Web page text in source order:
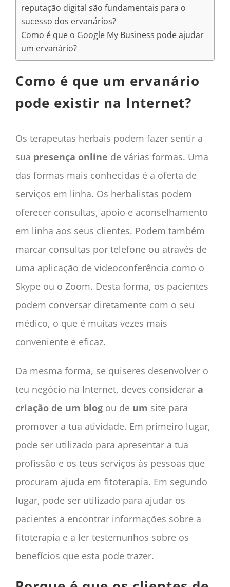
reputação digital são fundamentais para o
sucesso dos ervanários?
Como é que o Google My Business pode ajudar
um ervanário?
Como é que um ervanário
pode existir na Internet?
Os terapeutas herbais podem fazer sentir a
sua presença online de várias formas. Uma
das formas mais conhecidas é a oferta de
serviços em linha. Os herbalistas podem
oferecer consultas, apoio e aconselhamento
em linha aos seus clientes. Podem também
marcar consultas por telefone ou através de
uma aplicação de videoconferência como o
Skype ou o Zoom. Desta forma, os pacientes
podem conversar diretamente com o seu
médico, o que é muitas vezes mais
conveniente e eficaz.
Da mesma forma, se quiseres desenvolver o
teu negócio na Internet, deves considerara
criação de um blog ou deum site para
promover a tua atividade. Em primeiro lugar,
pode ser utilizado para apresentar a tua
profissão e os teus serviços às pessoas que
procuram ajuda em fitoterapia. Em segundo
lugar, pode ser utilizado para ajudar os
pacientes a encontrar informações sobre a
fitoterapia e a ler testemunhos sobre os
benefícios que esta pode trazer.